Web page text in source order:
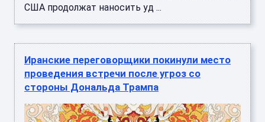
США продолжат наносить уд ...
Иранские переговорщики покинули место
проведения встречи после угроз со
стороны Дональда Трампа